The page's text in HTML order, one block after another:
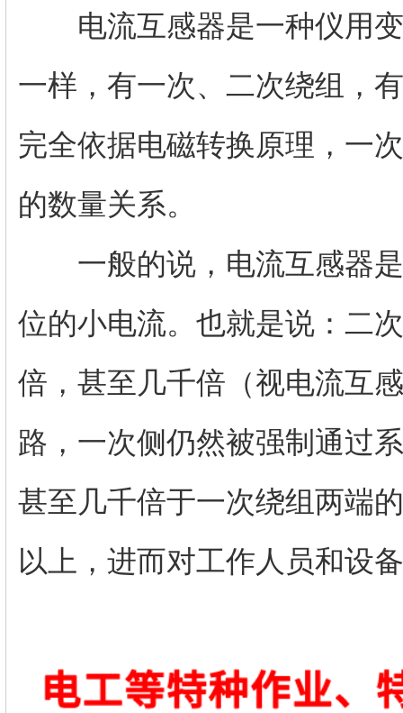
电流互感器是一种仪用变
一样，有一次、二次绕组，
完全依据电磁转换原理，一
的数量关系。
一般的说，电流互感器是
位的小电流。也就是说：二
倍，甚至几千倍（视电流互
路，一次侧仍然被强制通过
甚至几千倍于一次绕组两端
以上，进而对工作人员和设